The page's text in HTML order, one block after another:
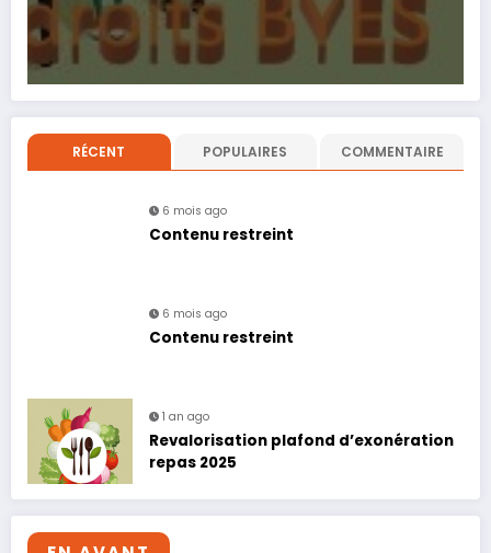
RÉCENT POPULAIRES COMMENTAIRE
6 mois ago
Contenu restreint
6 mois ago
Contenu restreint
1 an ago
Revalorisation plafond d’exonération
repas 2025